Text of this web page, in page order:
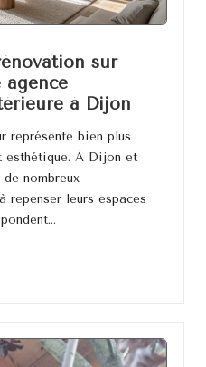
sur
agence
à Dijon
représente bien plus
esthétique. À Dijon et
nombreux
repenser leurs espaces